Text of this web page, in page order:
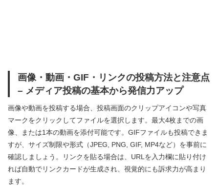
画像・動画・GIF・リンクの投稿方法と注意点
– メディア投稿の基本から発信力アップ
画像や動画を投稿する場合、投稿画面のクリップアイコンや写真
マークをクリックしてファイルを選択します。最大4枚までの画
像、または1本の動画を添付可能です。GIFファイルも投稿できま
すが、サイズ制限や形式（JPEG, PNG, GIF, MP4など）を事前に
確認しましょう。リンクを貼る場合は、URLを入力欄に貼り付け
れば自動でリンクカードが生成され、視覚的にも訴求力が高まり
ます。